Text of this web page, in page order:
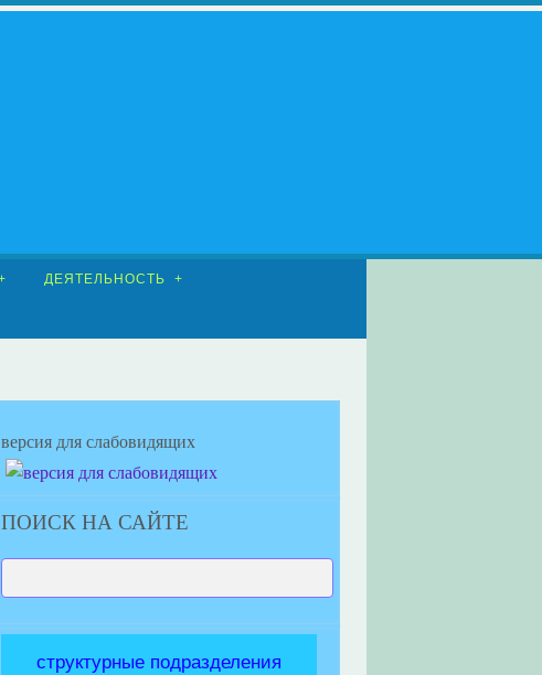
ДЕЯТЕЛЬНОСТЬ
версия для слабовидящих
ПОИСК НА САЙТЕ
структурные подразделения